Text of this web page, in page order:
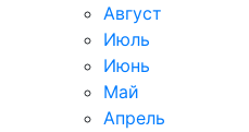
Август
Июль
Июнь
Май
Апрель